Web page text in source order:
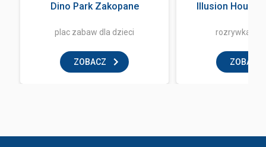
Dino Park Zakopane
plac zabaw dla dzieci
ZOBACZ
Illusion House
rozrywka i
ZOBACZ